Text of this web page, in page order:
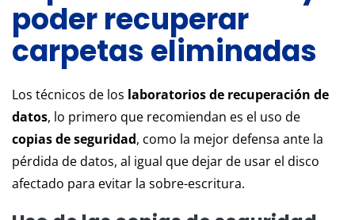
poder recuperar
carpetas eliminadas
Los técnicos de los laboratorios de recuperación de
datos, lo primero que recomiendan es el uso de
copias de seguridad, como la mejor defensa ante la
pérdida de datos, al igual que dejar de usar el disco
afectado para evitar la sobre-escritura.